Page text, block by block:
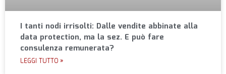
I tanti nodi irrisolti: Dalle vendite abbinate alla
data protection, ma la sez. E può fare
consulenza remunerata?
LEGGI TUTTO »